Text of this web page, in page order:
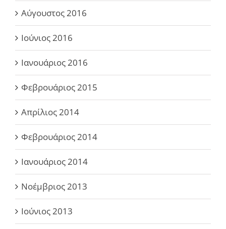
Αύγουστος 2016
Ιούνιος 2016
Ιανουάριος 2016
Φεβρουάριος 2015
Απρίλιος 2014
Φεβρουάριος 2014
Ιανουάριος 2014
Νοέμβριος 2013
Ιούνιος 2013